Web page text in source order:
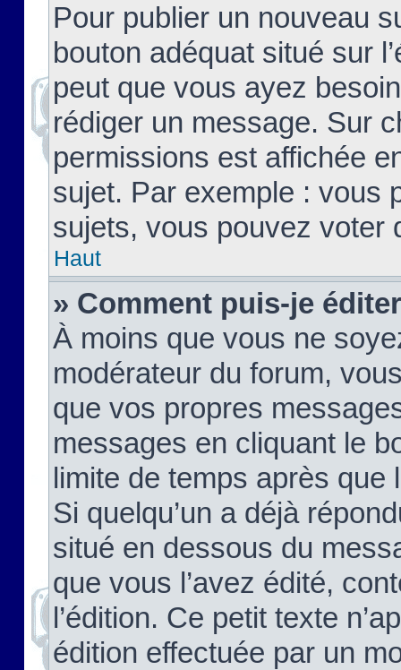
Pour publier un nouveau
bouton adéquat situé sur
peut que vous ayez
rédiger un message. Sur
permissions est affichée
sujet. Par exemple : vous
sujets, vous pouvez voter
Haut
» Comment puis-je
À moins que vous ne
modérateur du forum,
que vos propres
messages en cliquant le
limite de temps après que
Si quelqu’un a déjà
situé en dessous du
que vous l’avez édité,
l’édition. Ce petit texte
édition effectuée par un